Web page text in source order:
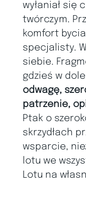
wyłaniał się
twórczym.
komfort
specjalisty.
siebie.
gdzieś w
odwagę,
patrzenie,
Ptak o
skrzydłach
wsparcie,
lotu we
Lotu na